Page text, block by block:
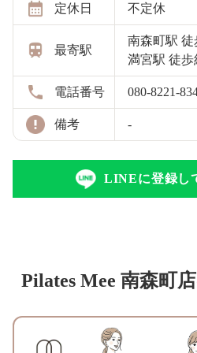
定休日 不定休
最寄駅
南森町駅 徒
満宮駅 徒歩
電話番号 080-8221-
備考 -
LINEに登録し
Pilates Mee 南森町